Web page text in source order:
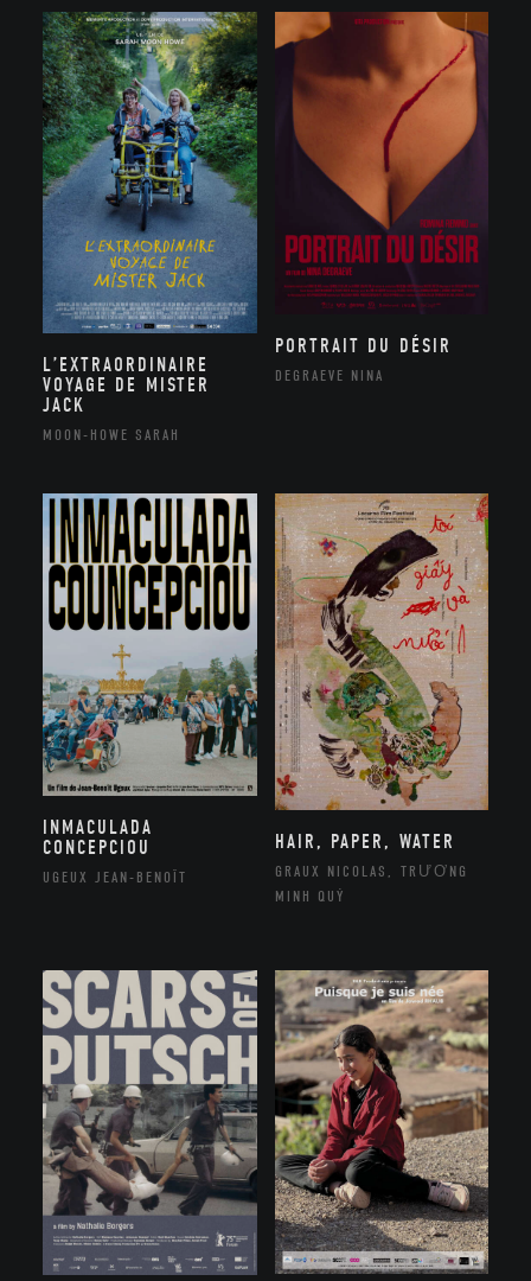
L’EXTRAORDINAIRE
VOYAGE DE MISTER
JACK
MOON-HOWE SARAH
PORTRAIT DU DÉSIR
DEGRAEVE NINA
INMACULADA
CONCEPCIOU
UGEUX JEAN-BENOÎT
HAIR, PAPER, WATER
GRAUX NICOLAS, TRƯƠNG
MINH QUÝ